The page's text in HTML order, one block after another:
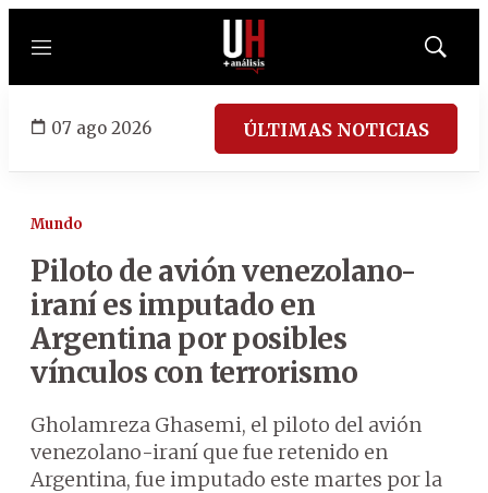
Menú
Mostrar
07 ago 2026 ÚLTIMAS NOTICIAS
Mundo
Piloto de avión venezolano-
iraní es imputado en
Argentina por posibles
vínculos con terrorismo
Gholamreza Ghasemi, el piloto del avión
venezolano-iraní que fue retenido en
Argentina, fue imputado este martes por la